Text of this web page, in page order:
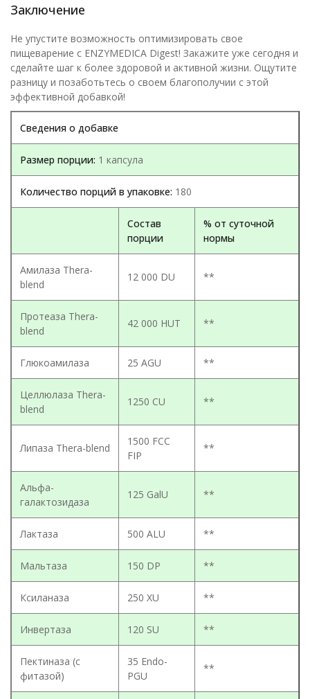
Заключение
Не упустите возможность оптимизировать свое
пищеварение с ENZYMEDICA Digest! Закажите уже сегодня и
сделайте шаг к более здоровой и активной жизни. Ощутите
разницу и позаботьтесь о своем благополучии с этой
эффективной добавкой!
Сведения о добавке
Размер порции: 1 капсула
Количество порций в упаковке: 180
Состав
порции
% от суточной
нормы
Амилаза Thera-
blend
12 000 DU **
Протеаза Thera-
blend
42 000 HUT **
Глюкоамилаза 25 AGU **
Целлюлаза Thera-
blend
1250 CU **
Липаза Thera-blend
1500 FCC
FIP
**
Альфа-
галактозидаза
125 GalU **
Лактаза 500 ALU **
Мальтаза 150 DP **
Ксиланаза 250 XU **
Инвертаза 120 SU **
Пектиназа (с
фитазой)
35 Endo-
PGU
**